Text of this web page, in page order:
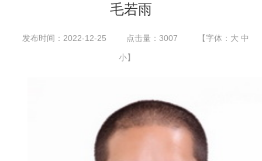
毛若雨
发布时间：2022-12-25 点击量： 3007 【字体： 大 中
小】